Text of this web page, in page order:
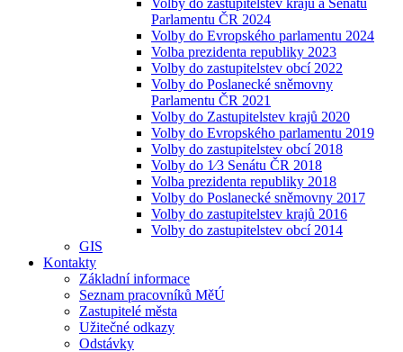
Volby do zastupitelstev krajů a Senátu
Parlamentu ČR 2024
Volby do Evropského parlamentu 2024
Volba prezidenta republiky 2023
Volby do zastupitelstev obcí 2022
Volby do Poslanecké sněmovny
Parlamentu ČR 2021
Volby do Zastupitelstev krajů 2020
Volby do Evropského parlamentu 2019
Volby do zastupitelstev obcí 2018
Volby do 1⁄3 Senátu ČR 2018
Volba prezidenta republiky 2018
Volby do Poslanecké sněmovny 2017
Volby do zastupitelstev krajů 2016
Volby do zastupitelstev obcí 2014
GIS
Kontakty
Základní informace
Seznam pracovníků MěÚ
Zastupitelé města
Užitečné odkazy
Odstávky